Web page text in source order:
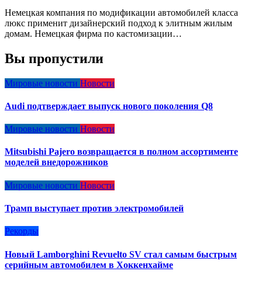
Немецкая компания по модификации автомобилей класса
люкс применит дизайнерский подход к элитным жилым
домам. Немецкая фирма по кастомизации…
Вы пропустили
Мировые новости Новости
Audi подтверждает выпуск нового поколения Q8
Мировые новости Новости
Mitsubishi Pajero возвращается в полном ассортименте
моделей внедорожников
Мировые новости Новости
Трамп выступает против электромобилей
Рекорды
Новый Lamborghini Revuelto SV стал самым быстрым
серийным автомобилем в Хоккенхайме